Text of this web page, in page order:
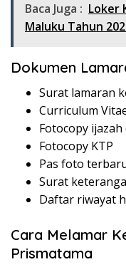
Baca Juga : Loker
Maluku Tahun
Dokumen
Surat lamaran
Curriculum
Fotocopy
Fotocopy KTP
Pas foto
Surat
Daftar riwayat
Cara Melamar
Prismatama